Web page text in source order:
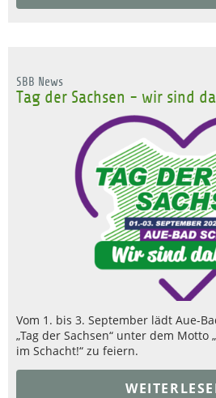
SBB News
Tag der Sachsen - wir sind
Vom 1. bis 3. September lädt Aue-
„Tag der Sachsen“ unter dem Motto
im Schacht!“ zu feiern.